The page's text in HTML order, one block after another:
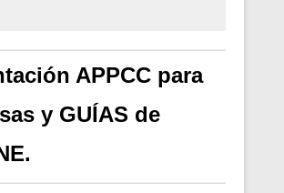
APPCC para
y GUÍAS de